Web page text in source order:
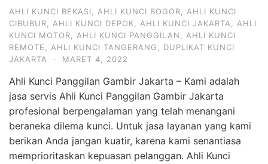
AHLI KUNCI BEKASI AHLI KUNCI BOGOR
AHLI KUNCI
CIBUBUR
AHLI KUNCI DEPOK AHLI KUNCI JAKARTA
AHLI
KUNCI MOTOR
AHLI KUNCI PANGGILAN
AHLI KUNCI
REMOTE
AHLI KUNCI TANGERANG
DUPLIKAT KUNCI
JAKARTA
· MARET 4, 2022
Ahli Kunci Panggilan Gambir Jakarta – Kami adalah
jasa servis Ahli Kunci Panggilan Gambir Jakarta
profesional berpengalaman yang telah menangani
beraneka dilema kunci. Untuk jasa layanan yang kami
berikan Anda jangan kuatir, karena kami senantiasa
memprioritaskan kepuasan pelanggan. Ahli Kunci